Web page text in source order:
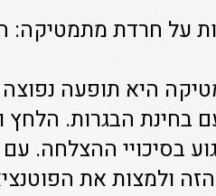
על חרדת מתמטיקה:
היא תופעה
בחינת הבגרות.
בסיכויי ההצלחה.
הזה ולמצות את